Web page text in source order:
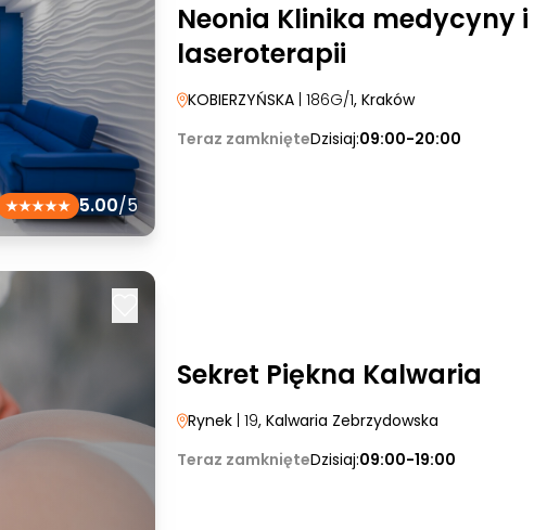
5.00/5
Neonia Klinika medycyny i
laseroterapii
KOBIERZYŃSKA | 186G/1, Kraków
Teraz zamknięteDzisiaj:09:00-20:00
Sekret Piękna Kalwaria
Rynek | 19, Kalwaria Zebrzydowska
Teraz zamknięteDzisiaj:09:00-19:00